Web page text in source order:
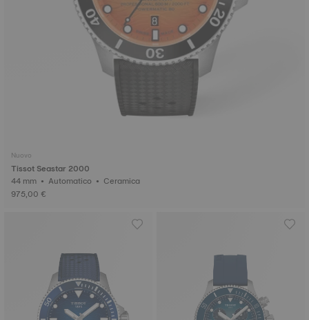
Nuovo
Tissot Seastar 2000
44 mm • Automatico • Ceramica
975,00 €